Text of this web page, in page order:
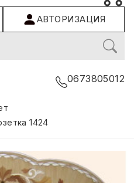
АВТОРИЗАЦИЯ
0673805012
1424